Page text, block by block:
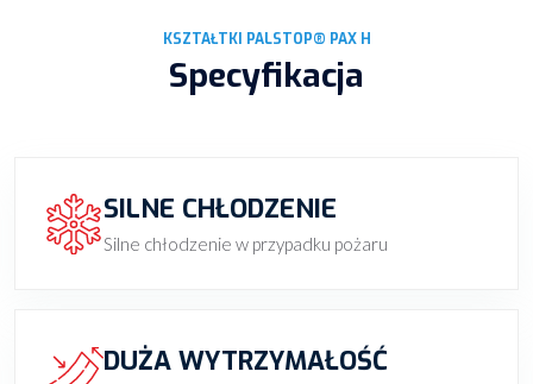
KSZTAŁTKI PALSTOP® PAX H
Specyfikacja
SILNE CHŁODZENIE
Silne chłodzenie w przypadku pożaru
DUŻA WYTRZYMAŁOŚĆ